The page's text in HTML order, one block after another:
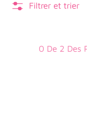
Filtrer et trier
0 De 2 Des